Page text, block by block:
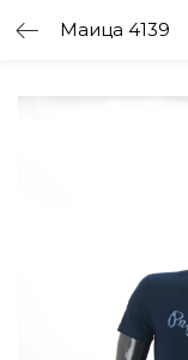
Маица 4139
LOGIN
Enter your
Remember me